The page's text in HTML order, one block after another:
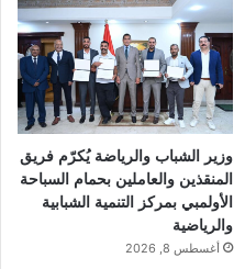
وزير الشباب والرياضة يُكرّم فريق
المنقذين والعاملين بحمام السباحة
الأولمبي بمركز التنمية الشبابية
والرياضية
أغسطس 8, 2026